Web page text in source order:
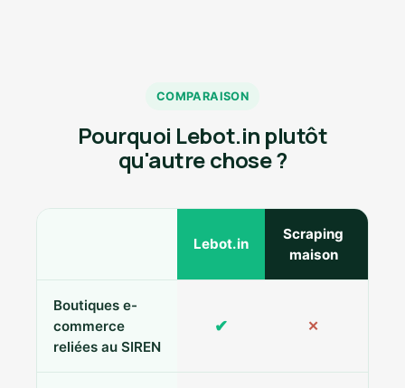
COMPARAISON
Pourquoi Lebot.in plutôt
qu'autre chose ?
Lebot.in
Scraping
maison
Boutiques e-
commerce
reliées au SIREN
✔ ✕